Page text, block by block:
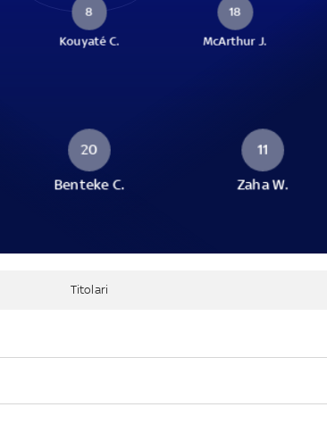
8
Kouyaté C.
18
McArthur J.
20
Benteke C.
11
Zaha W.
Titolari